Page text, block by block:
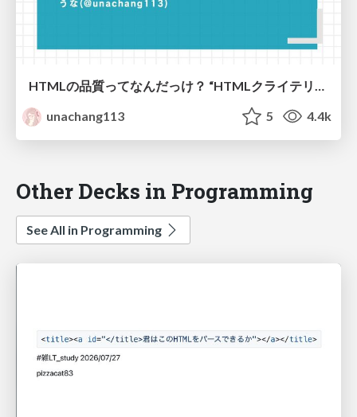
unachang113
5 4.4k
Other Decks in Programming
See All in Programming